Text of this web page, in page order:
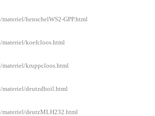
henschelWS2-GPP.html
koefcloos.html
kruppcloos.html
deutzdhoil.html
deutzMLH232.html